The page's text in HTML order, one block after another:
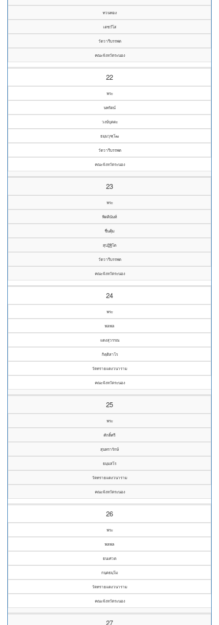
ทวนทอง
เตชวํโส
วัดวารีบรรพต
คณะจังหวัดระนอง
22
พระ
นพรัตน์
วงษ์บุตตะ
ธมฺมวุฑฺโฒ
วัดวารีบรรพต
คณะจังหวัดระนอง
23
พระ
พิตตินันท์
ชื่นคุ้ม
สุปฏิฐิโต
วัดวารีบรรพต
คณะจังหวัดระนอง
24
พระ
พลพล
แดงสุวรรณ
กิตฺติสาโร
วัดทรายแดงวนาราม
คณะจังหวัดระนอง
25
พระ
ศักดิ์ศรี
สุนทรารักษ์
ธมฺมสโร
วัดทรายแดงวนาราม
คณะจังหวัดระนอง
26
พระ
พลพล
ธนเศวต
กนฺตธมฺโม
วัดทรายแดงวนาราม
คณะจังหวัดระนอง
27